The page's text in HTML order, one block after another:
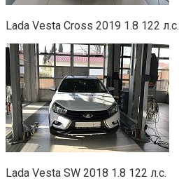
Lada Vesta Cross 2019 1.8 122 л.с.
Lada Vesta SW 2018 1.8 122 л.с.